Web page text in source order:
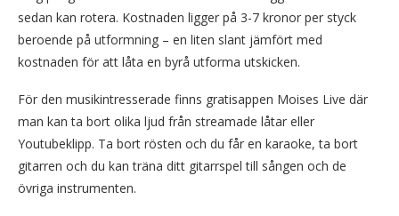
sedan kan rotera. Kostnaden ligger på 3-7 kronor per styck
beroende på utformning – en liten slant jämfört med
kostnaden för att låta en byrå utforma utskicken.
För den musikintresserade finns gratisappen Moises Live där
man kan ta bort olika ljud från streamade låtar eller
Youtubeklipp. Ta bort rösten och du får en karaoke, ta bort
gitarren och du kan träna ditt gitarrspel till sången och de
övriga instrumenten.